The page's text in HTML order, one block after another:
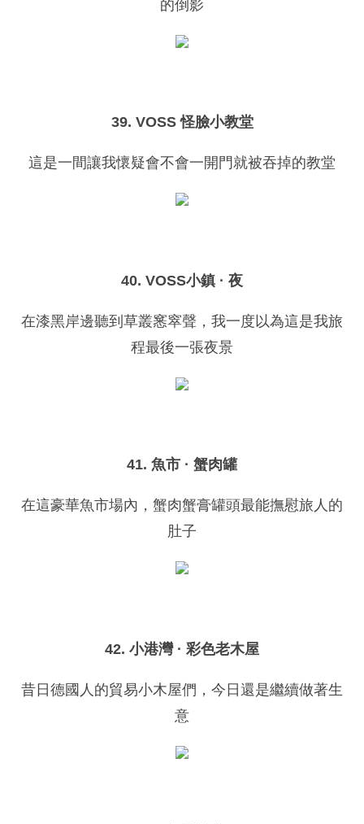
的倒影
39. VOSS 怪臉小教堂
這是一間讓我懷疑會不會一開門就被吞掉的教堂
40. VOSS小鎮 · 夜
在漆黑岸邊聽到草叢窸窣聲，我一度以為這是我旅
程最後一張夜景
41. 魚市 · 蟹肉罐
在這豪華魚市場內，蟹肉蟹膏罐頭最能撫慰旅人的
肚子
42. 小港灣 · 彩色老木屋
昔日德國人的貿易小木屋們，今日還是繼續做著生
意